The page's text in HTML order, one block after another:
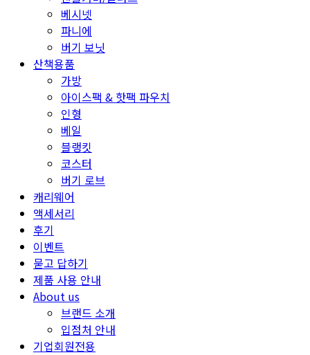
베시넷
파니에
버기 보닛
산책용품
가방
아이스팩 & 핫팩 파우치
인형
베일
블랭킷
코스터
버기 로브
캐리웨어
액세서리
후기
이벤트
묻고 답하기
제품 사용 안내
About us
브랜드 소개
입점처 안내
기업회원전용